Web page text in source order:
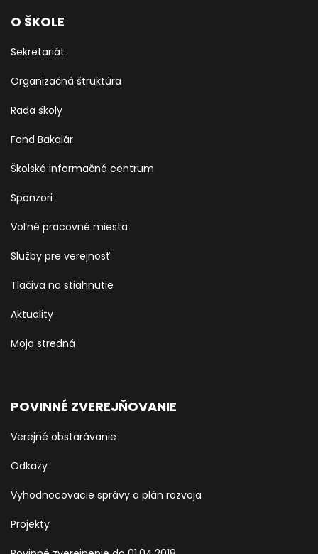
O ŠKOLE
Sekretariát
Organizačná štruktúra
Rada školy
Fond Bakalár
Školské informačné centrum
Sponzori
Voľné pracovné miesta
Služby pre verejnosť
Tlačiva na stiahnutie
Aktuality
Moja stredná
POVINNÉ ZVEREJŇOVANIE
Verejné obstarávanie
Odkazy
Vyhodnocovacie správy a plán rozvoja
Projekty